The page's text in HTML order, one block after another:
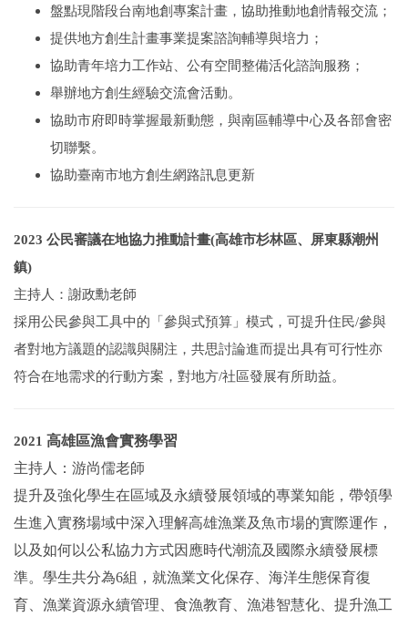
盤點現階段台南地創專案計畫，協助推動地創情報交流；
提供地方創生計畫事業提案諮詢輔導與培力；
協助青年培力工作站、公有空間整備活化諮詢服務；
舉辦地方創生經驗交流會活動。
協助市府即時掌握最新動態，與南區輔導中心及各部會密
切聯繫。
協助臺南市地方創生網路訊息更新
2023 公民審議在地協力推動計畫(高雄市杉林區、屏東縣潮州
鎮)
主持人：謝政勳老師
採用公民參與工具中的「參與式預算」模式，可提升住民/參與
者對地方議題的認識與關注，共思討論進而提出具有可行性亦
符合在地需求的行動方案，對地方/社區發展有所助益。
2021 高雄區漁會實務學習
主持人：游尚儒老師
提升及強化學生在區域及永續發展領域的專業知能，帶領學
生進入實務場域中深入理解高雄漁業及魚市場的實際運作，
以及如何以公私協力方式因應時代潮流及國際永續發展標
準。學生共分為6組，就漁業文化保存、海洋生態保育復
育、漁業資源永續管理、食漁教育、漁港智慧化、提升漁工